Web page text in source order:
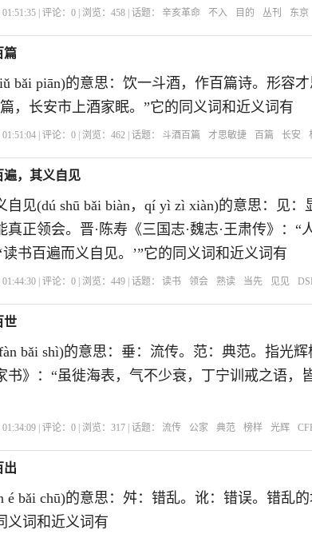
| 评论： 0 | 浏览： 458 | 话题： 辛亥革命 不入 目的 丛刊 东京
篇
bǎi piān)的意思：饮一斗酒，作百篇诗。形容
，长安市上酒家眠。”它的同义词和近义词有
| 评论： 0 | 浏览： 462 | 话题： 斗酒百篇 才思敏捷 百篇 长安
遍，其义自见
自见(dú shū bǎi biàn，qí yì zì xiàn)的意思：见：
真正领会。晋·陈寿《三国志·魏志·王肃传》：“
读书百遍而义自见。’”它的同义词和近义词有
| 评论： 0 | 浏览： 449 | 话题： 读书 领会 熟读 当先 见见
世
bǎi shì)的意思：垂：流传。范：典范。指光
书》：“虽徙海表，气不少衰，丁宁训戒之语，
| 评论： 0 | 浏览： 317 | 话题： 流传 公家 典范 榜样 光辉
出
é bǎi chū)的意思：舛：错乱。讹：错误。错乱
义词和近义词有